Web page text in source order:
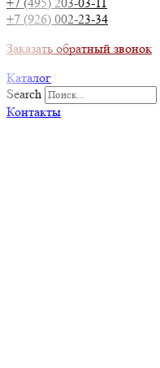
+7 (926) 002-23-34
Заказать обратный звонок
Каталог
Search
Контакты